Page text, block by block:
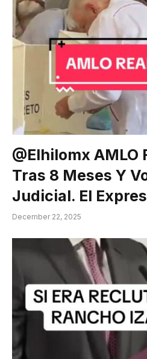
@elhilomx AMLO
Tras 8 Meses Y
Judicial. El
December 22, 2025